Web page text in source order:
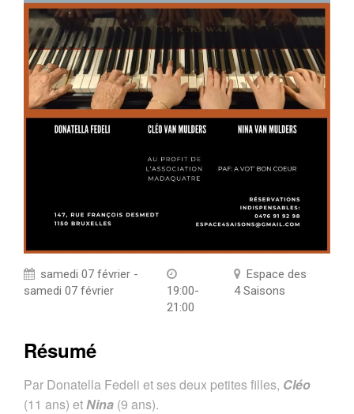
samedi 07 février -
samedi 07 février
19:00-
21:00
Espace des
4 Saisons
Résumé
Par Donatella Fedeli et ses deux petites filles, Cléo
(11 ans) etNina (9 ans).